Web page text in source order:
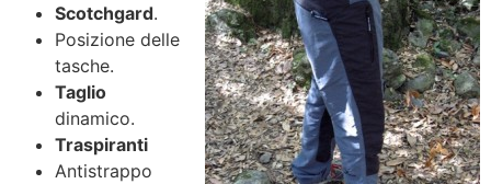
Scotchgard.
Posizione delle
tasche.
Taglio
dinamico.
Traspiranti
Antistrappo